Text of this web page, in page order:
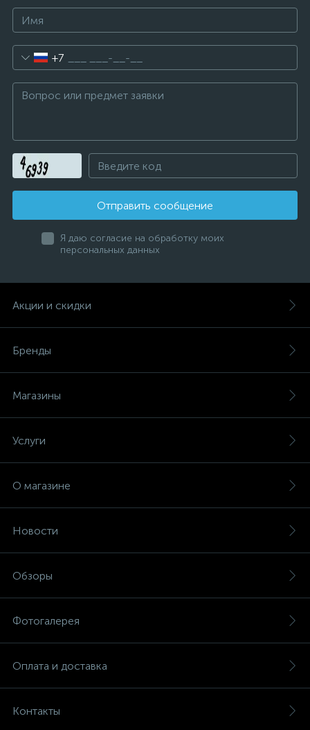
+7
Отправить сообщение
Я даю согласие на обработку моих
персональных данных
Акции и скидки
Бренды
Магазины
Услуги
О магазине
Новости
Обзоры
Фотогалерея
Оплата и доставка
Контакты